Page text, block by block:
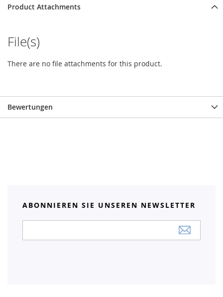
Product Attachments
File(s)
There are no file attachments for this product.
Bewertungen
ABONNIEREN SIE UNSEREN NEWSLETTER
Newsletter: